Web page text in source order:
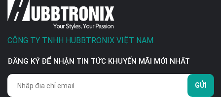
CÔNG TY TNHH HUBBTRONIX VIỆT NAM
ĐĂNG KÝ ĐỂ NHẬN TIN TỨC KHUYẾN MÃI MỚI NHẤT
GỬI